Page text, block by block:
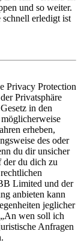
und so weiter.
erledigt ist
Privacy Protection
Privatsphäre
in den
erheben,
des oder
du dir unsicher
der du dich zu
Limited und der
anbieten kann
jeglicher
wen soll ich
Anfragen